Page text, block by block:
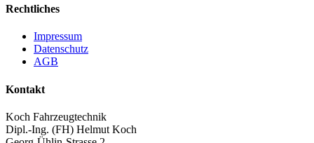
Rechtliches
Impressum
Datenschutz
AGB
Kontakt
Koch Fahrzeugtechnik
Dipl.-Ing. (FH) Helmut Koch